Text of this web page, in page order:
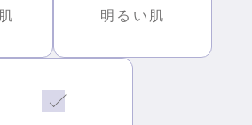
明るい肌